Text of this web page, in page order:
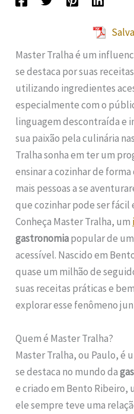
Master Tralha é um
se destaca por suas
utilizando ingredientes
especialmente com o
linguagem descontraída e
sua paixão pela culinária
Tralha sonha em ter um
ensinar a cozinhar de
mais pessoas a se
que cozinhar pode ser fácil
Conheça Master Tralha, um
gastronomiapopular de
acessível. Nascido em
quase um milhão de
suas receitas práticas e
explorar esse fenômeno
Quem é Master Tralha?
Master Tralha, ou Paulo,
se destaca no mundo da
e criado em Bento Ribeiro,
ele sempre teve uma